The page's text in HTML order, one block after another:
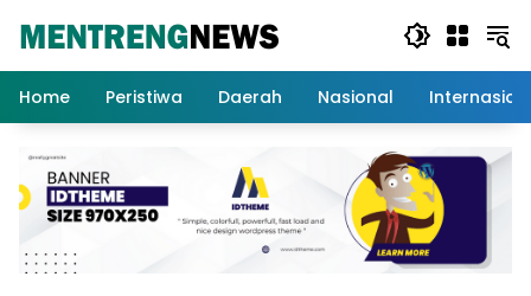
Home
Peristiwa Daerah Nasional